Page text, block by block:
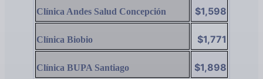
Clínica Andes Salud Concepción $1,598
Clínica Biobio $1,771
Clínica BUPA Santiago $1,898